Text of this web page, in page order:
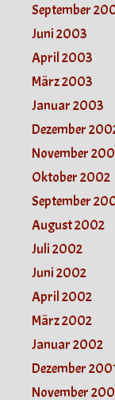
September
Juni 2003
April 2003
März 2003
Januar 2003
Dezember
November
Oktober 2002
September
August 2002
Juli 2002
Juni 2002
April 2002
März 2002
Januar 2002
Dezember
November